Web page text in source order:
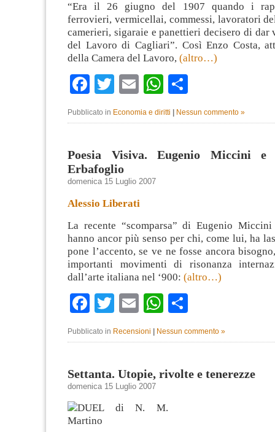
“Era il 26 giugno del 1907 quando i
ferrovieri, vermicellai, commessi, lavoratori
camerieri, sigaraie e panettieri decisero di dar
del Lavoro di Cagliari”. Così Enzo Costa,
della Camera del Lavoro, (altro…)
Facebook
TwitterEmailWhatsApp
Pubblicato in Economia e diritti Nessun commento »
Poesia Visiva. Eugenio Miccini
Erbafoglio
domenica 15 Luglio 2007
Alessio Liberati
La recente “scomparsa” di Eugenio
hanno ancor più senso per chi, come lui, ha
pone l’accento, se ve ne fosse ancora
importanti movimenti di risonanza
dall’arte italiana nel ‘900: (altro…)
Facebook
TwitterEmailWhatsApp
Pubblicato in Recensioni Nessun commento »
Settanta. Utopie, rivolte e tenerezze
domenica 15 Luglio 2007